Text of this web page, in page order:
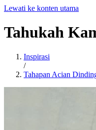
Lewati ke konten utama
Tahukah
Inspirasi
/
Tahapan Acian